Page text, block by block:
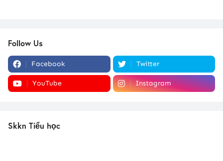
Follow Us
Facebook Twitter
YouTube Instagram
Skkn Tiểu học